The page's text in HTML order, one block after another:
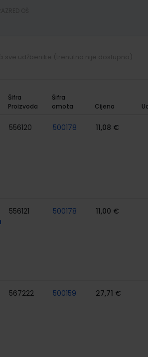
Šifra
Proizvoda
Šifra
omota
Cijena
556120 500178 11,08 €
556121 500178 11,00 €
567222 500159 27,71 €